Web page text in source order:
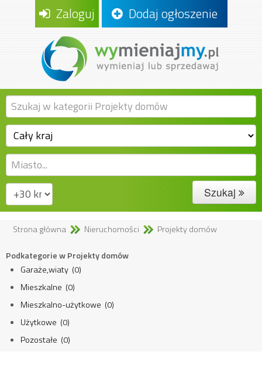
Zaloguj Dodaj ogłoszenie
Szukaj
Strona główna Nieruchomości Projekty domów
Podkategorie w Projekty domów
Garaże,wiaty (0)
Mieszkalne (0)
Mieszkalno-użytkowe (0)
Użytkowe (0)
Pozostałe (0)